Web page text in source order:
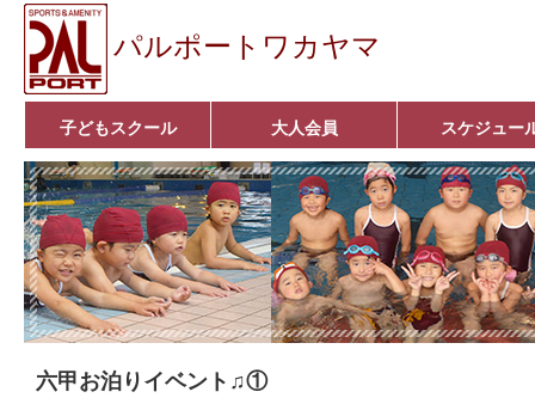
パルポートワカヤマ
子どもスクール
ベビーコース
幼児コース
小学生コース
育成コース
選手コース
■入会案内■
大人会員
いきいきコース
アクア遊悠クラブ
■入会案内■
スケジュー
六甲お泊りイベント♫①